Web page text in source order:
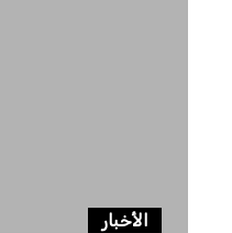
الأخبار